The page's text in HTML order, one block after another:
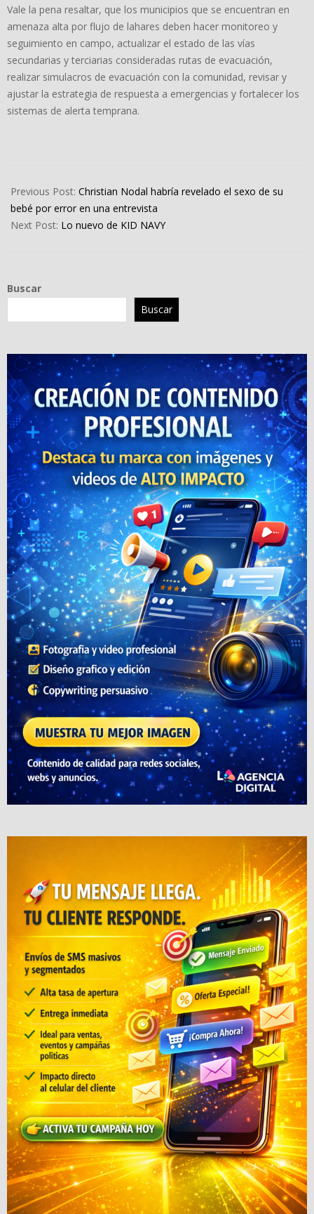
Vale la pena resaltar, que los municipios que se encuentran en
amenaza alta por flujo de lahares deben hacer monitoreo y
seguimiento en campo, actualizar el estado de las vías
secundarias y terciarias consideradas rutas de evacuación,
realizar simulacros de evacuación con la comunidad, revisar y
ajustar la estrategia de respuesta a emergencias y fortalecer los
sistemas de alerta temprana.
04-
29
Previous Post: Christian Nodal habría revelado el sexo de su
bebé por error en una entrevista
Next Post: Lo nuevo de KID NAVY
Buscar
Buscar